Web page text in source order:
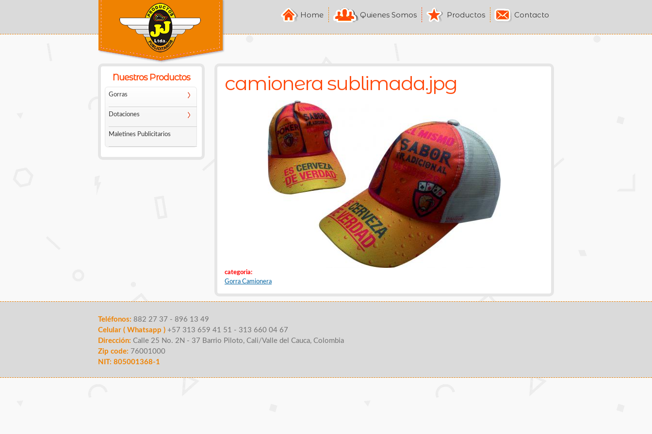
contenido
Home Quienes Somos Productos Contacto
Usted está aquí
Nuestros Productos
Gorras
Dotaciones
Maletines Publicitarios
camionera sublimada.jpg
categoria:
Gorra Camionera
Teléfonos: 882 27 37 - 896 13 49
Celular ( Whatsapp ) +57 313 659 41 51 - 313 660 04 67
Dirección: Calle 25 No. 2N - 37 Barrio Piloto, Cali/Valle del Cauca, Colombia
Zip code: 76001000
NIT: 805001368-1